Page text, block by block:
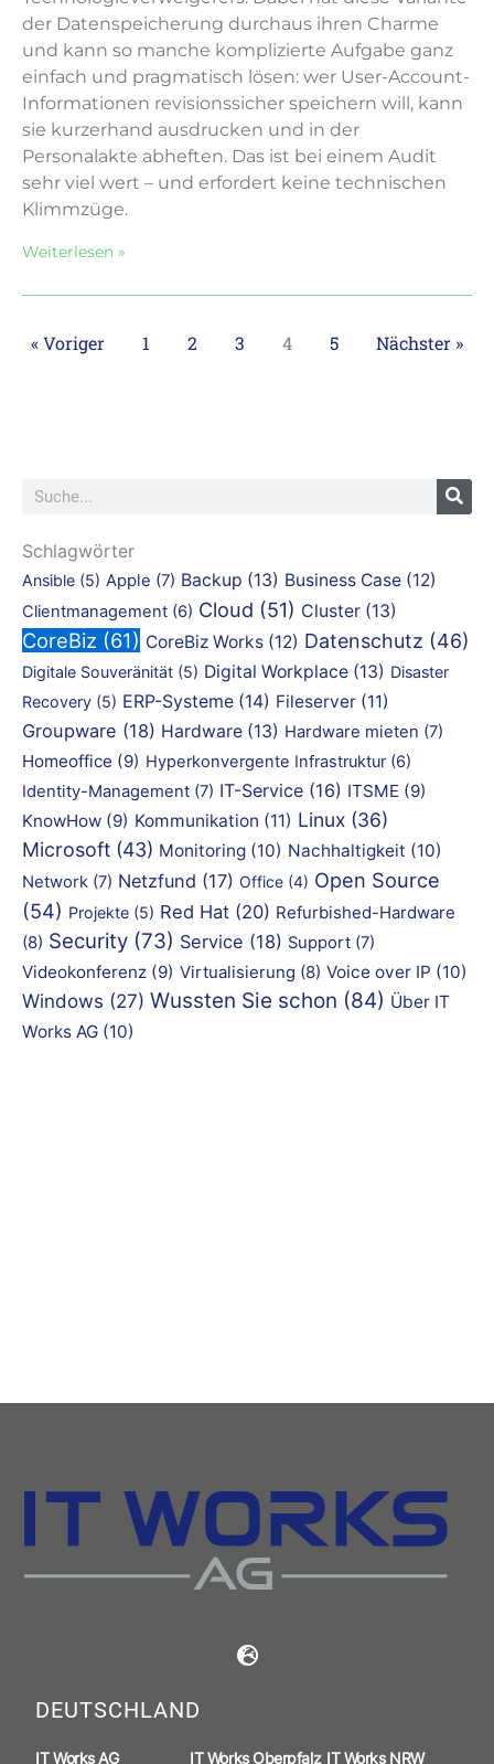
der Datenspeicherung durchaus ihren Charme
und kann so manche komplizierte Aufgabe ganz
einfach und pragmatisch lösen: wer User-Account-
Informationen revisionssicher speichern will, kann
sie kurzerhand ausdrucken und in der
Personalakte abheften. Das ist bei einem Audit
sehr viel wert – und erfordert keine technischen
Klimmzüge.
Weiterlesen »
« Voriger 1 2 3 4 5 Nächster »
Suche
Schlagwörter
Ansible (5) Apple (7) Backup (13) Business Case (12)
Clientmanagement (6) Cloud (51) Cluster (13)
CoreBiz (61) CoreBiz Works (12) Datenschutz (46)
Digitale Souveränität (5) Digital Workplace (13) Disaster
Recovery (5) ERP-Systeme (14) Fileserver (11)
Groupware (18) Hardware (13) Hardware mieten (7)
Homeoffice (9) Hyperkonvergente Infrastruktur (6)
Identity-Management (7) IT-Service (16) ITSME (9)
KnowHow (9) Kommunikation (11) Linux (36)
Microsoft (43) Monitoring (10) Nachhaltigkeit (10)
Network (7) Netzfund (17) Office (4) Open Source
(54) Projekte (5) Red Hat (20) Refurbished-Hardware
(8) Security (73) Service (18) Support (7)
Videokonferenz (9) Virtualisierung (8) Voice over IP (10)
Windows (27) Wussten Sie schon (84) Über IT
Works AG (10)
DEUTSCHLAND
IT Works AG IT Works Oberpfalz IT Works NRW